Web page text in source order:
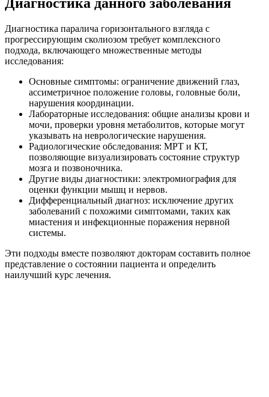
Диагностика паралича горизонтального взгляда с
прогрессирующим сколиозом требует комплексного
подхода, включающего множественные методы
исследования:
Основные симптомы: ограничение движений глаз,
ассиметричное положение головы, головные боли,
нарушения координации.
Лабораторные исследования: общие анализы крови и
мочи, проверки уровня метаболитов, которые могут
указывать на неврологические нарушения.
Радиологические обследования: МРТ и КТ,
позволяющие визуализировать состояние структур
мозга и позвоночника.
Другие виды диагностики: электромиография для
оценки функции мышц и нервов.
Дифференциальный диагноз: исключение других
заболеваний с похожими симптомами, таких как
миастения и инфекционные поражения нервной
системы.
Эти подходы вместе позволяют докторам составить полное
представление о состоянии пациента и определить
наилучший курс лечения.